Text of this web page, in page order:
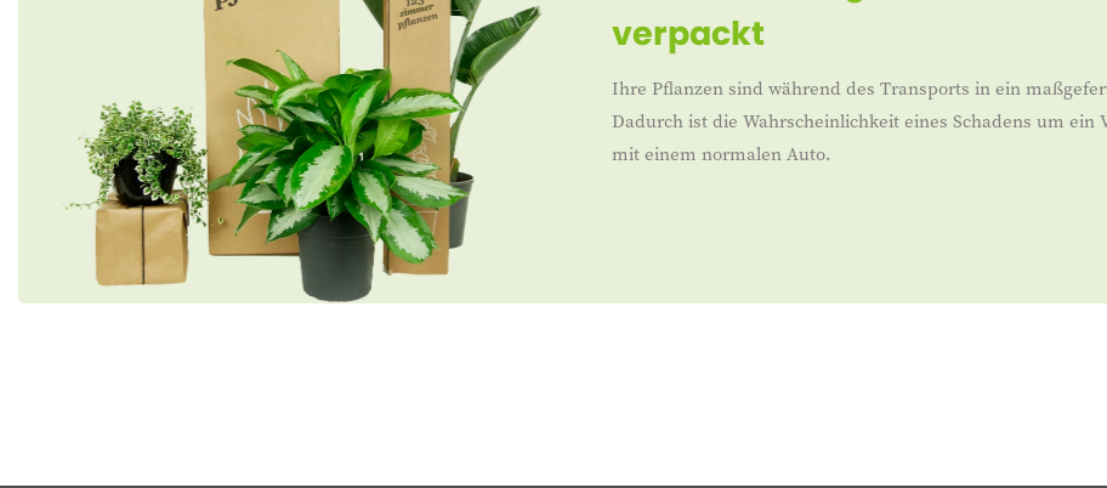
verpackt
Ihre Pflanzen sind während des Transports in ein
Dadurch ist die Wahrscheinlichkeit eines Schadens um
mit einem normalen Auto.